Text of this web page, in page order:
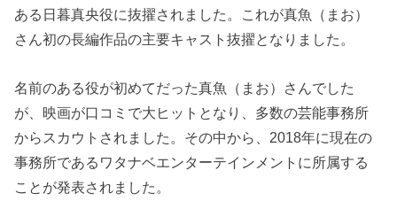
ある日暮真央役に抜擢されました。これが真魚（まお）
さん初の長編作品の主要キャスト抜擢となりました。
名前のある役が初めてだった真魚（まお）さんでした
が、映画が口コミで大ヒットとなり、多数の芸能事務所
からスカウトされました。その中から、2018年に現在の
事務所であるワタナベエンターテインメントに所属する
ことが発表されました。